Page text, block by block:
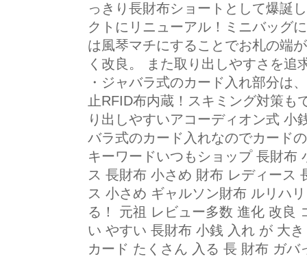
っきり長財布ショートとして爆誕
クトにリニューアル！ミニバッグ
は風琴マチにすることでお札の端
く改良。 また取り出しやすさを追
・ジャバラ式のカード入れ部分は
止RFID布内蔵！スキミング対策も
り出しやすいアコーディオン式 小
バラ式のカード入れなのでカード
キーワードいつもショップ 長財布
ス 長財布 小さめ 財布 レディース
ス 小さめ ギャルソン財布 ルリハ
る！ 元祖 レビュー多数 進化 改良
い やすい 長財布 小銭 入れ が 大
カード たくさん 入る 長 財布 ガ